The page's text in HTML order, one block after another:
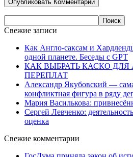
Свежие записи
Как Англо-саксам и
одной планете. Беседы с GPT
КАК ВЫБРАТЬ КАСКО ДЛЯ
ПЕРЕПЛАТ
Александр Якубовский —
конфликтная фигура в ряду
Мария Василькова:
Сергей Левченко:
оценка
Свежие комментарии